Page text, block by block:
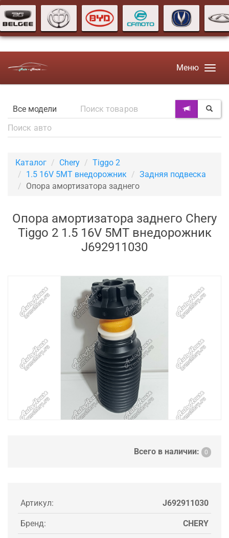
Меню
Каталог Chery
Tiggo 2
1.5 16V 5MT внедорожник
Задняя подвеска
Опора амортизатора заднего
Опора амортизатора заднего Chery
Tiggo 2 1.5 16V 5MT внедорожник
J692911030
Всего в наличии: 0
Артикул: J692911030
Бренд: CHERY